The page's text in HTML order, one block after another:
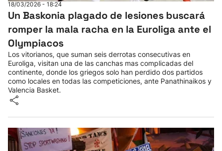
18/03/2026 - 18:24
Un Baskonia plagado de lesiones buscará
romper la mala racha en la Euroliga ante el
Olympiacos
Los vitorianos, que suman seis derrotas consecutivas en
Euroliga, visitan una de las canchas mas complicadas del
continente, donde los griegos solo han perdido dos partidos
como locales en todas las competiciones, ante Panathinaikos y
Valencia Basket.